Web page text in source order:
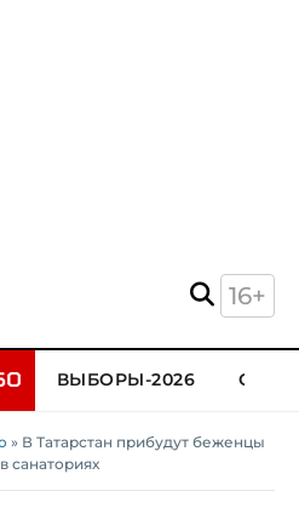
16+
ВЫБОРЫ-2026
» В Татарстан прибудут беженцы
санаториях